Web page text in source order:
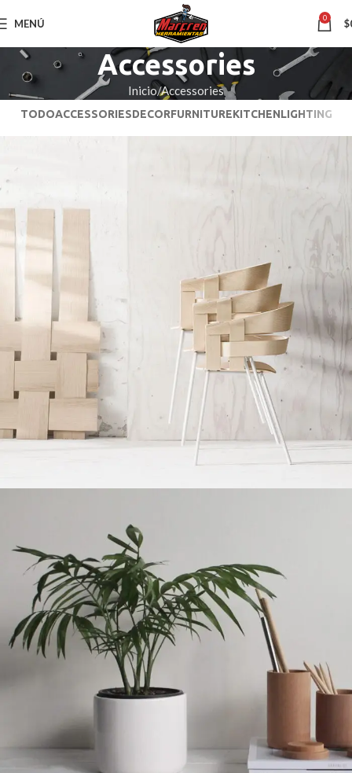
MENÚ 0 $
Accessories
Inicio Accessories
TODOACCESSORIESDECORFURNITUREKITCHENLIGHTING
Imperdiet mauris a nontin